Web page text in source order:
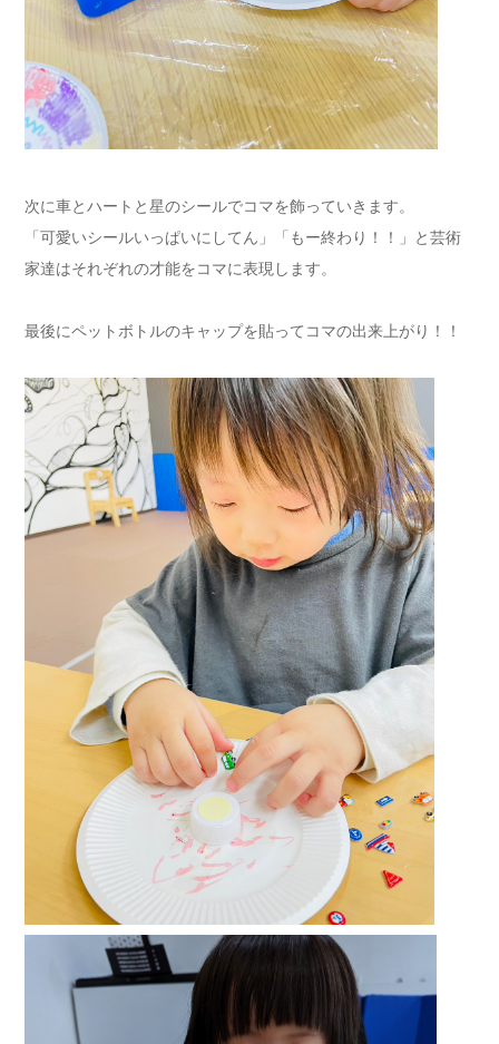
次に車とハートと星のシールでコマを飾っていきます。
「可愛いシールいっぱいにしてん」「もー終わり！！」と芸術
家達はそれぞれの才能をコマに表現します。
最後にペットボトルのキャップを貼ってコマの出来上がり！！